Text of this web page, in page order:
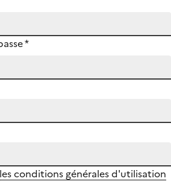
*
les conditions générales d'utilisation